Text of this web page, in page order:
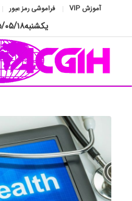
آموزش VIP فراموشی رمز عبور
یکشنبه۱۴۰۵/